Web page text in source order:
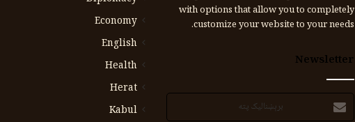
with options that allow you to completely
customize your website to your needs.
Newsletter
برېښنالیک
پته
Economy
English
Health
Herat
Kabul